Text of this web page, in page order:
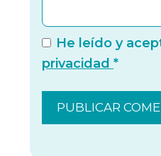
He leído y
privacidad *